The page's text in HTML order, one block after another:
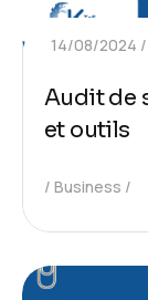
14/08/2024
Audit de
et outils
Business